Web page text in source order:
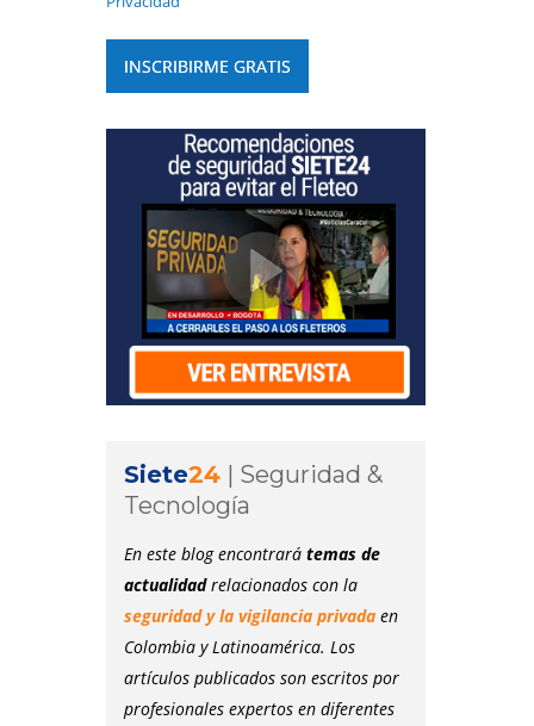
Siete24 | Seguridad &
Tecnología
En este blog encontrará temas de
actualidadrelacionados con la
seguridad y la vigilancia privada en
Colombia y Latinoamérica. Los
artículos publicados son escritos por
profesionales expertos en diferentes